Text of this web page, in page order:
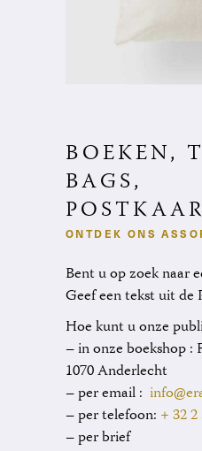
BOEKEN,
BAGS,
ONTDEK ONS
Bent u op zoek naar
Geef een tekst uit de
Hoe kunt u onze
– in onze boekshop :
1070 Anderlecht
– per email :
– per telefoon: + 32
– per brief